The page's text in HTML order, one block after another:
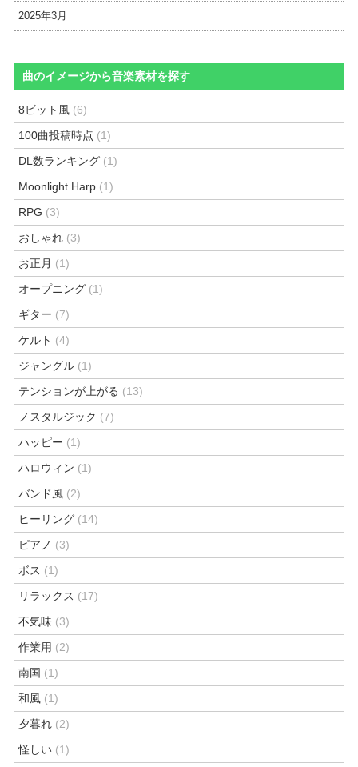
2025年3月
曲のイメージから音楽素材を探す
8ビット風 (6)
100曲投稿時点 (1)
DL数ランキング (1)
Moonlight Harp (1)
RPG (3)
おしゃれ (3)
お正月 (1)
オープニング (1)
ギター (7)
ケルト (4)
ジャングル (1)
テンションが上がる (13)
ノスタルジック (7)
ハッピー (1)
ハロウィン (1)
バンド風 (2)
ヒーリング (14)
ピアノ (3)
ボス (1)
リラックス (17)
不気味 (3)
作業用 (2)
南国 (1)
和風 (1)
夕暮れ (2)
怪しい (1)